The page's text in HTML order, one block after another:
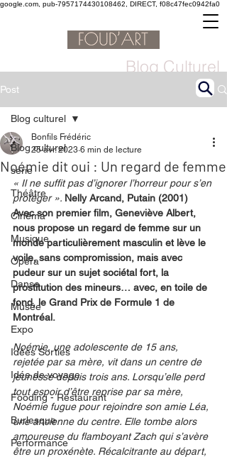
google.com, pub-7957174430108462, DIRECT, f08c47fec0942fa0
Blog Culturel
Post
Blog culturel
serie
Théâtre
Cinéma
Musique
Opéra
Danse
Musée
Expo
Idées Sorties
Idée de voyage
Fooding - Restaurant
Burlesque
Performance
Blog culturel
Noémie dit oui : Un regard de femme
Bonfils Frédéric
25 avr. 2023 6 min de lecture
« Il ne suffit pas d’ignorer l’horreur pour s’en
protéger ». Nelly Arcand, Putain (2001)
Avec son premier film, Geneviève Albert,
nous propose un regard de femme sur un
monde particulièrement masculin et lève le
voile, sans compromission, mais avec
pudeur sur un sujet sociétal fort, la
prostitution des mineurs… avec, en toile de
fond, le Grand Prix de Formule 1 de
Montréal.
Noémie, une adolescente de 15 ans,
rejetée par sa mère, vit dans un centre de
jeunesse depuis trois ans. Lorsqu’elle perd
tout espoir d’être reprise par sa mère,
Noémie fugue pour rejoindre son amie Léa,
une ancienne du centre. Elle tombe alors
amoureuse du flamboyant Zach qui s’avère
être un proxénète. Récalcitrante au départ,